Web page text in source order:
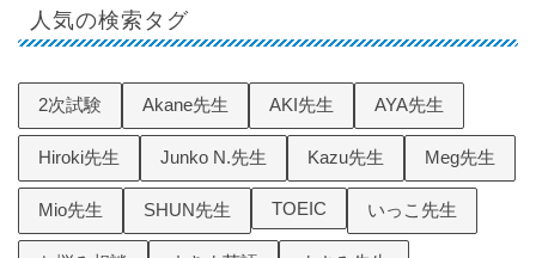
人気の検索タグ
2次試験 Akane先生 AKI先生 AYA先生
Hiroki先生 Junko N.先生 Kazu先生 Meg先生
Mio先生 SHUN先生 TOEIC いっこ先生